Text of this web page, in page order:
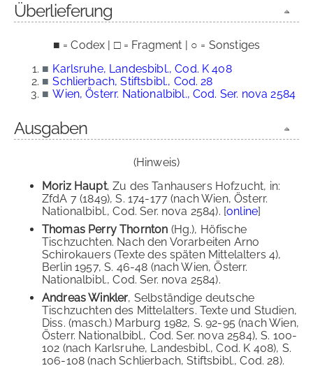
Überlieferung
■ = Codex | □ = Fragment | ○ = Sonstiges
■ Karlsruhe, Landesbibl., Cod. K 408
■ Schlierbach, Stiftsbibl., Cod. 28
■ Wien, Österr. Nationalbibl., Cod. Ser. nova 2584
Ausgaben
(Hinweis)
Moriz Haupt, Zu des Tanhausers Hofzucht, in:
ZfdA 7 (1849), S. 174-177 (nach Wien, Österr.
Nationalbibl., Cod. Ser. nova 2584). [online]
Thomas Perry Thornton (Hg.), Höfische
Tischzuchten. Nach den Vorarbeiten Arno
Schirokauers (Texte des späten Mittelalters 4),
Berlin 1957, S. 46-48 (nach Wien, Österr.
Nationalbibl., Cod. Ser. nova 2584).
Andreas Winkler, Selbständige deutsche
Tischzuchten des Mittelalters. Texte und Studien,
Diss. (masch.) Marburg 1982, S. 92-95 (nach Wien,
Österr. Nationalbibl., Cod. Ser. nova 2584), S. 100-
102 (nach Karlsruhe, Landesbibl., Cod. K 408), S.
106-108 (nach Schlierbach, Stiftsbibl., Cod. 28).